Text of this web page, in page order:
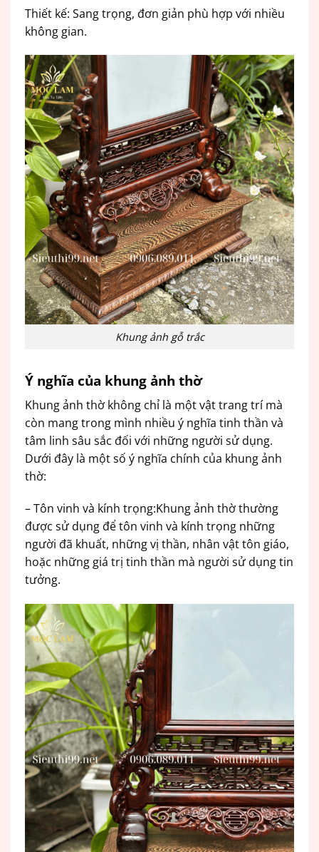
Thiết kế: Sang trọng, đơn giản phù hợp với nhiều
không gian.
Khung ảnh gỗ trắc
Ý nghĩa của khung ảnh thờ
Khung ảnh thờ không chỉ là một vật trang trí mà
còn mang trong mình nhiều ý nghĩa tinh thần và
tâm linh sâu sắc đối với những người sử dụng.
Dưới đây là một số ý nghĩa chính của khung ảnh
thờ:
– Tôn vinh và kính trọng:Khung ảnh thờ thường
được sử dụng để tôn vinh và kính trọng những
người đã khuất, những vị thần, nhân vật tôn giáo,
hoặc những giá trị tinh thần mà người sử dụng tin
tưởng.